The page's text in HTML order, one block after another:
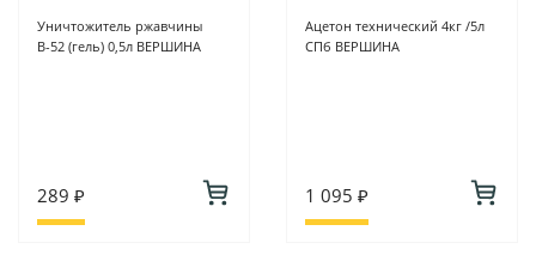
Уничтожитель ржавчины
В-52 (гель) 0,5л ВЕРШИНА
289 ₽
Ацетон технический 4кг /5л
СПб ВЕРШИНА
1 095 ₽